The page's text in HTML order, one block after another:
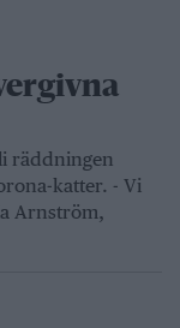
räddningen
katter. - Vi
Arnström,